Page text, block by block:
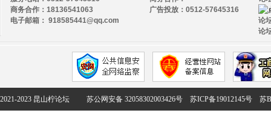
商务合作：18136541063
电子邮箱： 918585441@qq.com
论
论
广告投放：0512-57645316
2021-2023 昆山柠论坛 苏公网安备 32058302003426号 苏ICP备19012145号 苏